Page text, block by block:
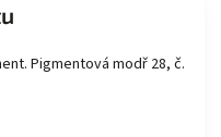
Pigmentová modř 28, č.